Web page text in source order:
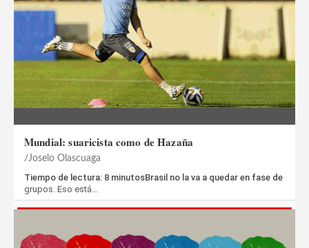
Mundial: suaricista como de Hazaña
Joselo Olascuaga
Tiempo de lectura: 8 minutosBrasil no la va a quedar en fase de
grupos. Eso está…